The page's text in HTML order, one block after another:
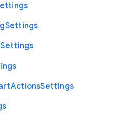
Settings
Settings
ActionsSettings